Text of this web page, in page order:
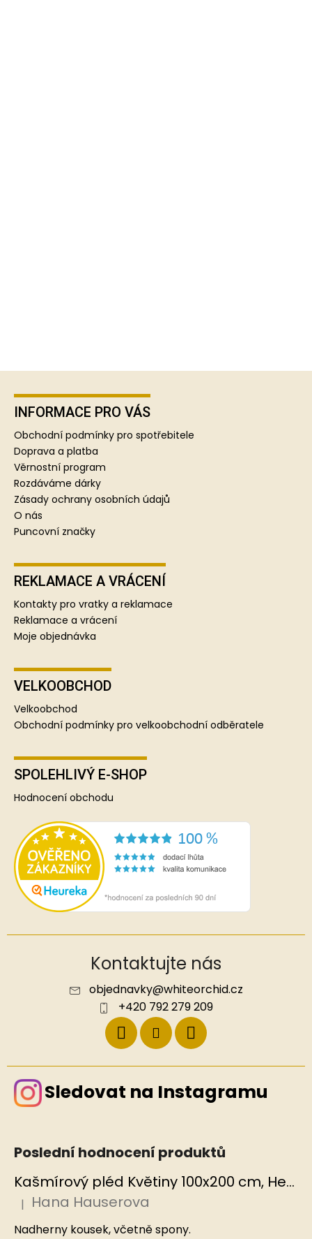
Z
INFORMACE PRO VÁS
Obchodní podmínky pro spotřebitele
Doprava a platba
Věrnostní program
Rozdáváme dárky
Zásady ochrany osobních údajů
O nás
Puncovní značky
REKLAMACE A VRÁCENÍ
Kontakty pro vratky a reklamace
Reklamace a vrácení
Moje objednávka
VELKOOBCHOD
Velkoobchod
Obchodní podmínky pro velkoobchodní odběratele
SPOLEHLIVÝ E-SHOP
Hodnocení obchodu
Kontaktujte nás
objednavky@whiteorchid.cz
+420 792 279 209
Sledovat na Instagramu
Poslední hodnocení produktů
Kašmírový pléd Květiny 100x200 cm, Hedvábný svět
Hodnocení produktu je 5 z 5 hvězdiček.
| Hana Hauserova
Nadherny kousek, včetně spony.